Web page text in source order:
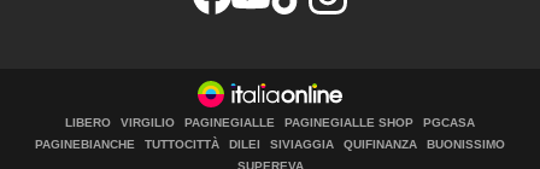
LIBERO VIRGILIO PAGINEGIALLE PAGINEGIALLE SHOP
PGCASA
PAGINEBIANCHE
TUTTOCITTÀ DILEI SIVIAGGIA QUIFINANZA
BUONISSIMO
SUPEREVA